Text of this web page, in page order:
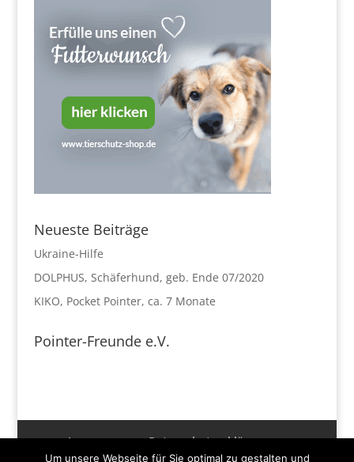
Neueste Beiträge
Ukraine-Hilfe
DOLPHUS, Schäferhund, geb. Ende 07/2020
KIKO, Pocket Pointer, ca. 7 Monate
Pointer-Freunde e.V.
Impressum
Datenschutzerklärung
Um unsere Webseite für Sie optimal zu gestalten und